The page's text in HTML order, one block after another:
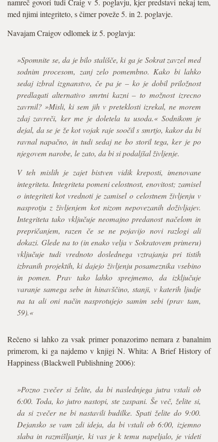
namreč govori tudi Craig v 5. poglavju, kjer predstavi nekaj tem,
med njimi integriteto, s čimer poveže 5. in 2. poglavje.
Navajam Craigov odlomek iz 5. poglavja:
»Spomnite se, da je bilo stališče, ki ga je Sokrat zavzel med
sodnim procesom, zanj zelo pomembno. Kako bi lahko
sedaj izbral izgnanstvo, če pa je – ko je dobil priložnost
predlagati alternativo smrtni kazni – to možnost izrecno
zavrnil? »Misli, ki sem jih v preteklosti izrekal, ne morem
zdaj zavreči, ker me je doletela ta usoda.« Sodnikom je
dejal, da se je že kot vojak raje soočil s smrtjo, kakor da bi
ravnal napačno, in tudi sedaj ne bo storil tega, ker je po
njegovem narobe, le zato, da bi si podaljšal življenje.
V teh mislih je zajet bistven vidik kreposti, imenovane
integriteta. Integriteta pomeni celostnost, enovitost; zamisel
o integriteti kot vrednoti je zamisel o celostnem življenju v
nasprotju z življenjem kot nizom nepovezanih doživljajev.
Integriteta tako vključuje neomajno predanost načelom in
prepričanjem, razen če se ne pojavijo novi razlogi ali
dokazi. Glede na to (in enako velja v Sokratovem primeru)
vključuje tudi vrednoto doslednega vztrajanja pri tistih
izbranih projektih, ki dajejo življenju posameznika vsebino
in pomen. Prav tako lahko sprejmemo, da izključuje
varanje samega sebe in hinavščino, stanji, v katerih ljudje
na ta ali oni način nasprotujejo samim sebi (prav tam,
59).«
Rečeno si lahko za vsak primer ponazorimo nemara z banalnim
primerom, ki ga najdemo v knjigi N. Whita: A Brief History of
Happiness (Blackwell Publishning 2006):
»Pozno zvečer si želite, da bi naslednjega jutra vstali ob
6:00. Toda, ko jutro nastopi, ste zaspani. Še več, želite si,
da si zvečer ne bi nastavili budilke. Spati želite do 9:00.
Dejansko se vam zdi ideja, da bi vstali ob 6:00, izjemno
slaba in razmišljanje, ki vas je k temu napeljalo, je videti